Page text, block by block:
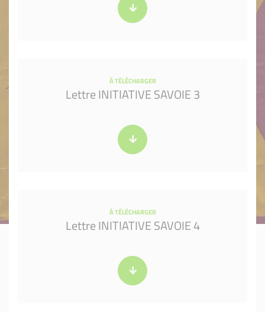
À TÉLÉCHARGER
Lettre INITIATIVE SAVOIE 3
À TÉLÉCHARGER
Lettre INITIATIVE SAVOIE 4